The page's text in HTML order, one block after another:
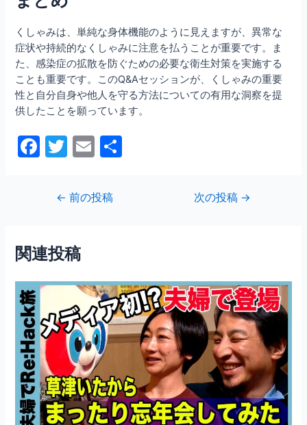
くしゃみは、単純な身体機能のように見えますが、異常な
症状や持続的なくしゃみに注意を払うことが重要です。ま
た、感染症の拡散を防ぐための必要な衛生対策を実施する
ことも重要です。このQ&Aセッションが、くしゃみの重要
性と自分自身や他人を守る方法についての有用な洞察を提
供したことを願っています。
F
o
o
T
itt
er
E
ai
l
ビ
ゲ
シ
ン
← 前の投稿 次の投稿 →
関連投稿